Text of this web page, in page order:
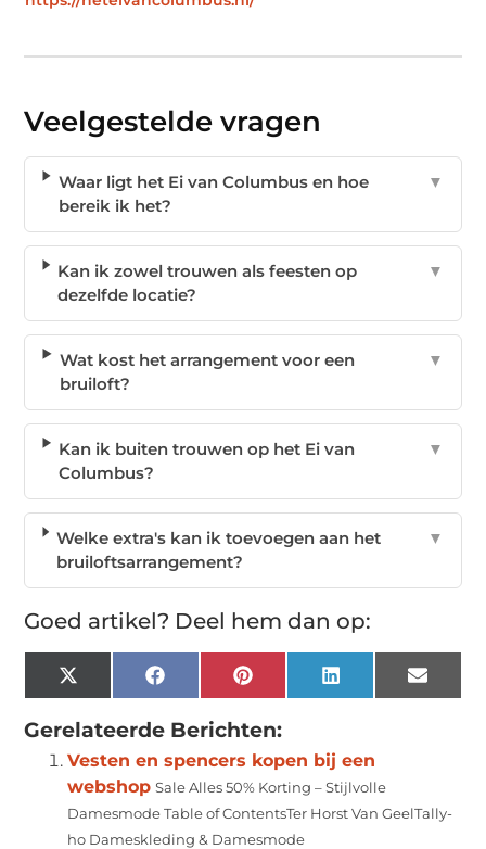
Veelgestelde vragen
Waar ligt het Ei van Columbus en hoe
bereik ik het?
▼
Kan ik zowel trouwen als feesten op
dezelfde locatie?
▼
Wat kost het arrangement voor een
bruiloft?
▼
Kan ik buiten trouwen op het Ei van
Columbus?
▼
Welke extra's kan ik toevoegen aan het
bruiloftsarrangement?
▼
Goed artikel? Deel hem dan op:
X
(Twitter)
Facebook Pinterest LinkedIn Email
Gerelateerde Berichten:
Vesten en spencers kopen bij een
webshop Sale Alles 50% Korting – Stijlvolle
Damesmode Table of ContentsTer Horst Van GeelTally-
ho Dameskleding & Damesmode